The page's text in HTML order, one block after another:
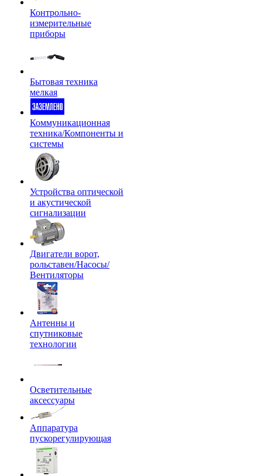
Контрольно-
измерительные
приборы
Бытовая техника
мелкая
Коммуникационная
техника/Компоненты и
системы
Устройства оптической
и акустической
сигнализации
Двигатели ворот,
рольставен/Насосы/
Вентиляторы
Антенны и
спутниковые
технологии
Осветительные
аксессуары
Аппаратура
пускорегулирующая